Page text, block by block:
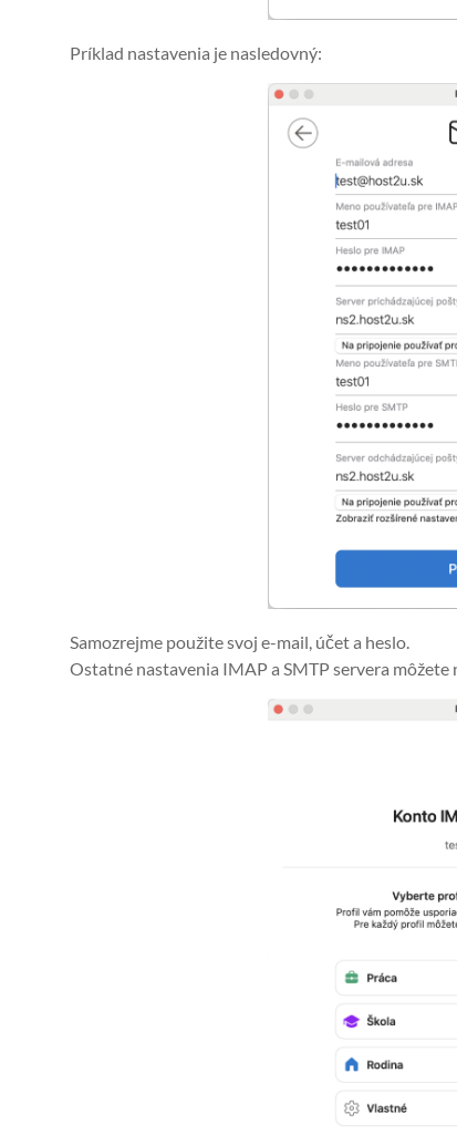
Príklad nastavenia je nasledovný:
Samozrejme použite svoj e-mail, účet a heslo.
Ostatné nastavenia IMAP a SMTP servera